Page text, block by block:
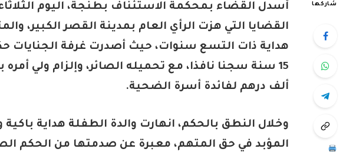
شاركها
أسدل القضاء بمحكمة الاستئناف بطنجة، اليوم
القضايا التي هزت الرأي العام بمدينة القصر الكبير،
هداية ذات التسع سنوات، حيث أصدرت غرفة الجنايات
ألف درهم لفائدة أسرة الضحية.
وخلال النطق بالحكم، انهارت والدة الطفلة هداية
المؤبد في حق المتهم، معبرة عن صدمتها من الحكم